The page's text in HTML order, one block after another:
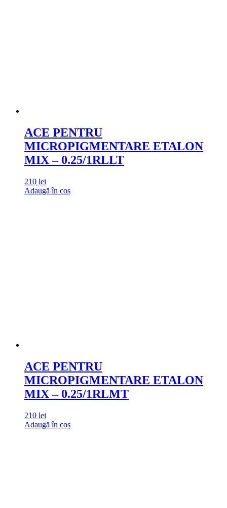
ACE PENTRU
MICROPIGMENTARE ETALON
MIX – 0.25/1RLLT
210 lei
Adaugă în coș
ACE PENTRU
MICROPIGMENTARE ETALON
MIX – 0.25/1RLMT
210 lei
Adaugă în coș